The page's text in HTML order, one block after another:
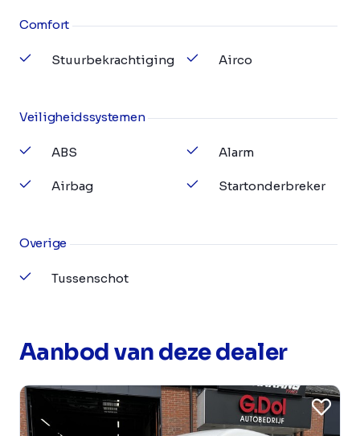
Comfort
Stuurbekrachtiging Airco
Veiligheidssystemen
ABS
Airbag
Alarm
Startonderbreker
Overige
Tussenschot
Aanbod van deze dealer